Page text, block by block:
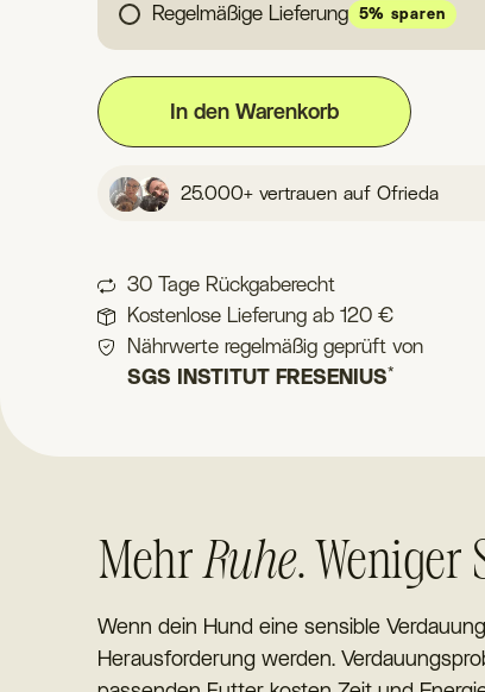
Regelmäßige Lieferung 5% sparen
In den Warenkorb
25.000+ vertrauen auf Ofrieda
30 Tage Rückgaberecht
Kostenlose Lieferung ab 120 €
Nährwerte regelmäßig geprüft von
SGS INSTITUT FRESENIUS*
MehrRuhe. Weniger
Wenn dein Hund eine sensible
Herausforderung werden.